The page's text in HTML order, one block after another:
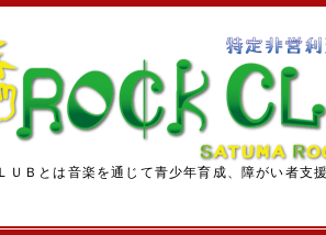
ＵＢとは音楽を通じて青少年育成、障がい者支